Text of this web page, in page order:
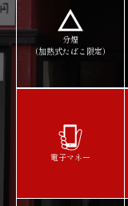
分煙
（加熱式たばこ限定）
電子マネー